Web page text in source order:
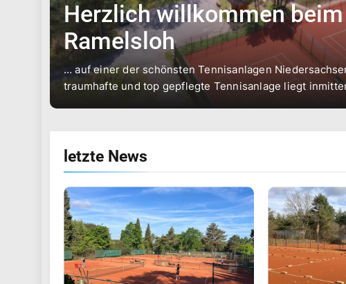
Herzlich willkommen beim
Ramelsloh
… auf einer der schönsten Tennisanlagen
traumhafte und top gepflegte Tennisanlage liegt
letzte News